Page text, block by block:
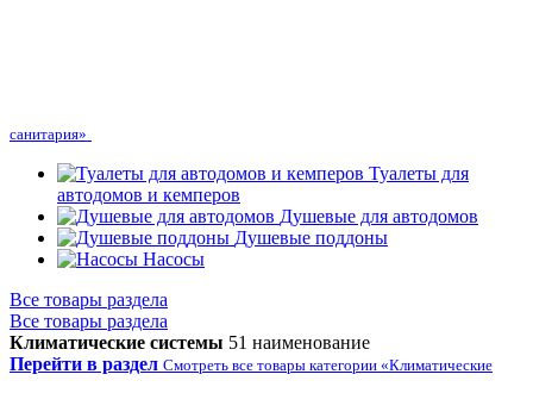
санитария»
Туалеты для
автодомов и кемперов
Душевые для автодомов
Душевые поддоны
Насосы
Все товары раздела
Все товары раздела
Климатические системы 51 наименование
Перейти в раздел Смотреть все товары категории «Климатические